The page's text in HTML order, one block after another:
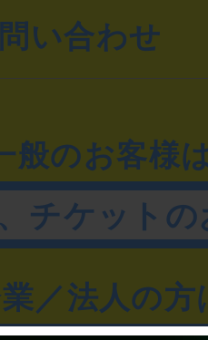
い合わせ
のお客様
チケット
／法人の方